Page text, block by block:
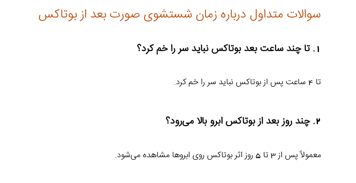
سوالات متداول درباره زمان شستشوی صورت بعد از بوتاکس
1. تا چند ساعت بعد بوتاکس نباید سر را خم کرد؟
تا 4 ساعت پس از بوتاکس نباید سر را خم کرد.
2. چند روز بعد از بوتاکس ابرو بالا می‌رود؟
معمولاً پس از 3 تا 5 روز اثر بوتاکس روی ابروها مشاهده می‌شود.